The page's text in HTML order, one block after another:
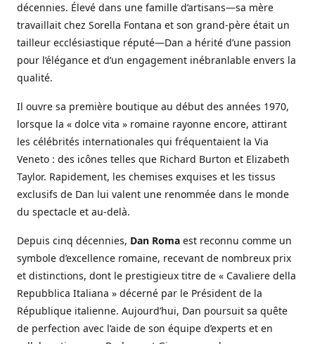
décennies. Élevé dans une famille d’artisans—sa mère
travaillait chez Sorella Fontana et son grand-père était un
tailleur ecclésiastique réputé—Dan a hérité d’une passion
pour l’élégance et d’un engagement inébranlable envers la
qualité.
Il ouvre sa première boutique au début des années 1970,
lorsque la « dolce vita » romaine rayonne encore, attirant
les célébrités internationales qui fréquentaient la Via
Veneto : des icônes telles que Richard Burton et Elizabeth
Taylor. Rapidement, les chemises exquises et les tissus
exclusifs de Dan lui valent une renommée dans le monde
du spectacle et au-delà.
Depuis cinq décennies, Dan Roma est reconnu comme un
symbole d’excellence romaine, recevant de nombreux prix
et distinctions, dont le prestigieux titre de « Cavaliere della
Repubblica Italiana » décerné par le Président de la
République italienne. Aujourd’hui, Dan poursuit sa quête
de perfection avec l’aide de son équipe d’experts et en